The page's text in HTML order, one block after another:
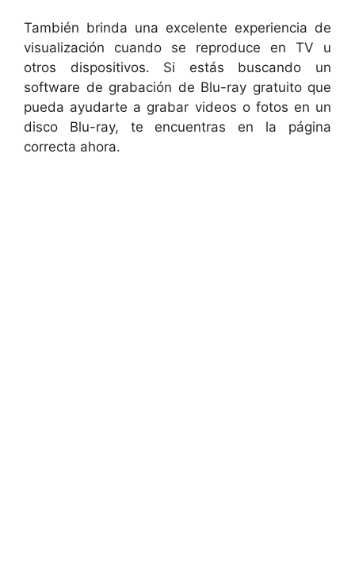
También brinda una excelente experiencia de
visualización cuando se reproduce en TV u
otros dispositivos. Si estás buscando un
software de grabación de Blu-ray gratuito que
pueda ayudarte a grabar videos o fotos en un
disco Blu-ray, te encuentras en la página
correcta ahora.